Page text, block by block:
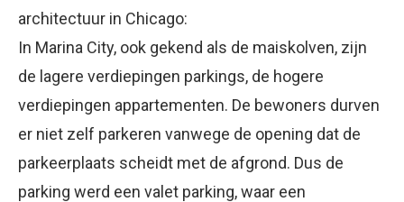
architectuur in Chicago:
In Marina City, ook gekend als de maiskolven, zijn
de lagere verdiepingen parkings, de hogere
verdiepingen appartementen. De bewoners durven
er niet zelf parkeren vanwege de opening dat de
parkeerplaats scheidt met de afgrond. Dus de
parking werd een valet parking, waar een